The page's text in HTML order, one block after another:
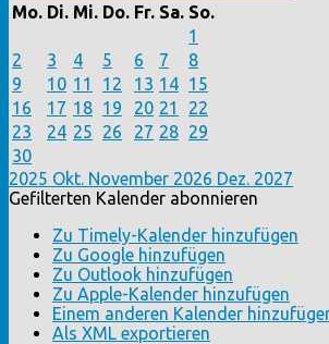
Mo. Di. Mi. Do. Fr. Sa. So.
1
2
3 4 5 6 7
8
9
10 11 12 13 14 15
16
17 18 19 20 21
22
23
24 25 26 27 28 29
30
2025 Okt. November 2026 Dez. 2027
Gefilterten Kalender abonnieren
Zu Timely-Kalender hinzufügen
Zu Google hinzufügen
Zu Outlook hinzufügen
Zu Apple-Kalender hinzufügen
Einem anderen Kalender
Als XML exportieren